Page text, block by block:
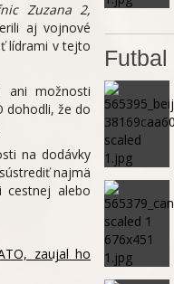
Zuzana 2,
aj vojnové
lídrami v tejto
ani možnosti
dohodli, že do
na dodávky
najmä
cestnej alebo
zaujal ho
Futbal